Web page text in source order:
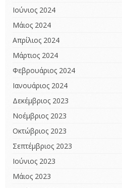
Ιούνιος 2024
Μάιος 2024
Απρίλιος 2024
Μάρτιος 2024
Φεβρουάριος 2024
Ιανουάριος 2024
Δεκέμβριος 2023
Νοέμβριος 2023
Οκτώβριος 2023
Σεπτέμβριος 2023
Ιούνιος 2023
Μάιος 2023